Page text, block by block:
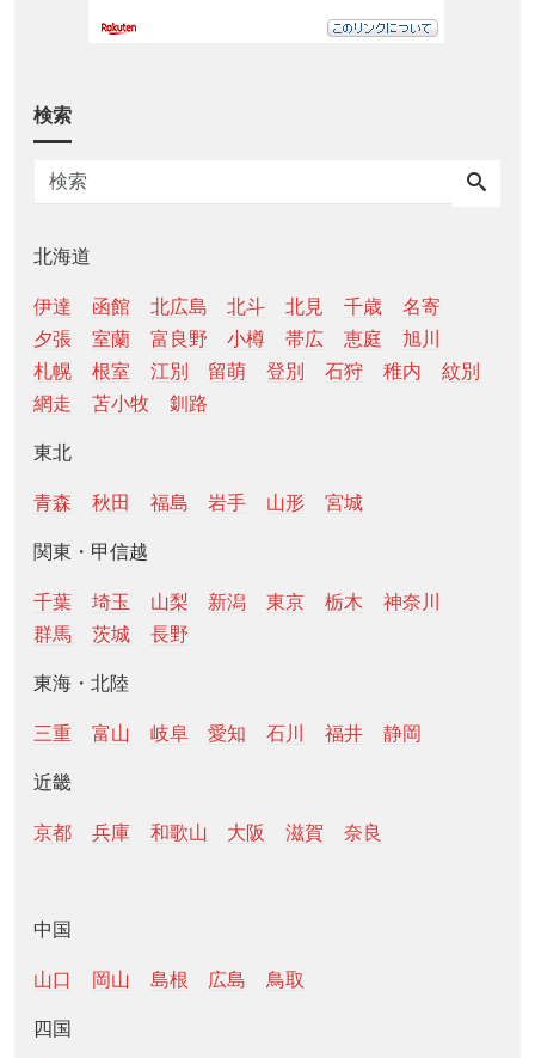
検索
北海道
伊達 函館 北広島 北斗 北見 千歳
名寄
夕張
室蘭 富良野 小樽 帯広 恵庭
旭川
札幌
根室 江別 留萌 登別 石狩 稚内
紋別
網走
苫小牧 釧路
東北
青森 秋田 福島 岩手 山形 宮城
関東・甲信越
千葉 埼玉 山梨 新潟 東京 栃木
神奈川
群馬
茨城 長野
東海・北陸
三重 富山 岐阜 愛知 石川 福井 静岡
近畿
京都 兵庫 和歌山 大阪 滋賀 奈良
中国
山口 岡山 島根 広島 鳥取
四国